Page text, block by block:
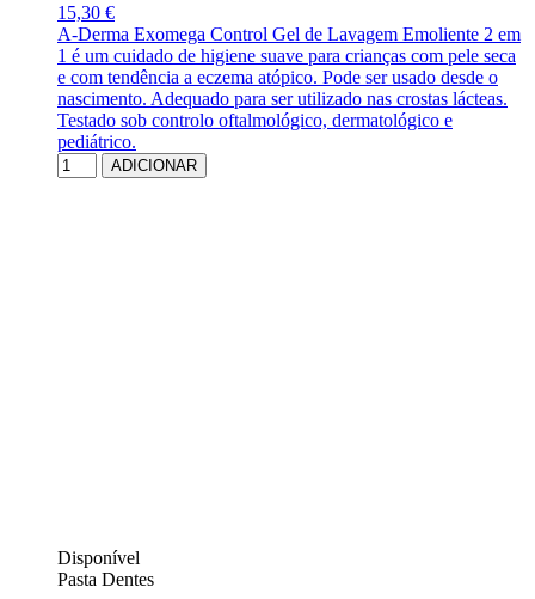
15,30 €
A-Derma Exomega Control Gel de Lavagem Emoliente 2 em
1 é um cuidado de higiene suave para crianças com pele seca
e com tendência a eczema atópico. Pode ser usado desde o
nascimento. Adequado para ser utilizado nas crostas lácteas.
Testado sob controlo oftalmológico, dermatológico e
pediátrico.
ADICIONAR
Disponível
Pasta Dentes